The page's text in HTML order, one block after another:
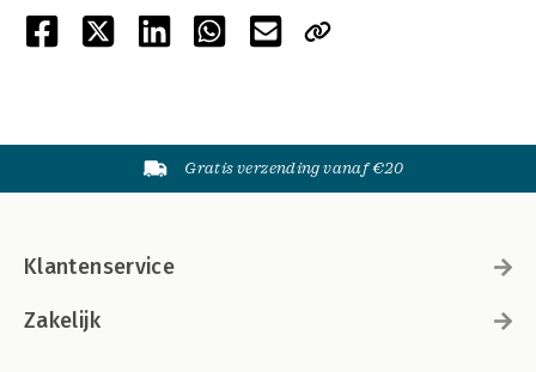
Gratis verzending vanaf €20
Klantenservice
Zakelijk